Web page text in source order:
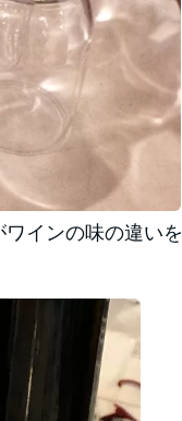
インの味の違いを